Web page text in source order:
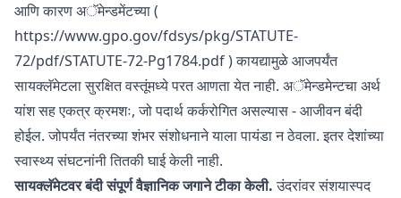
आणि कारण अॅमेन्डमेंटच्या (
https://www.gpo.gov/fdsys/pkg/STATUTE-
72/pdf/STATUTE-72-Pg1784.pdf) कायद्यामुळे आजपर्यंत
सायक्लॅमेटला सुरक्षित वस्तूंमध्ये परत आणता येत नाही. अॅमेन्डमेन्टचा अर्थ
यांश सह एकत्र क्रमशः, जो पदार्थ कर्करोगित असल्यास - आजीवन बंदी
होईल. जोपर्यंत नंतरच्या शंभर संशोधनाने याला पायंडा न ठेवला. इतर देशांच्या
स्वास्थ्य संघटनांनी तितकी घाई केली नाही.
सायक्लॅमेटवर बंदी संपूर्ण वैज्ञानिक जगाने टीका केली.उंदरांवर संशयास्पद